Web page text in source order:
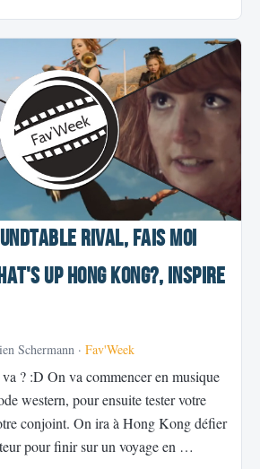
Rival, Fais moi
up Hong Kong?, Inspire
Schermann · Fav'Week
? :D On va commencer en musique
western, pour ensuite tester votre
conjoint. On ira à Hong Kong défier
pour finir sur un voyage en …